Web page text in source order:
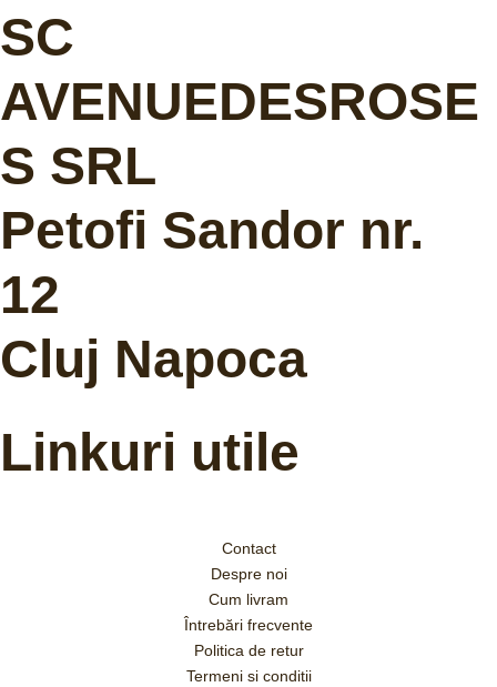
SC
AVENUEDESROSE
S SRL
Petofi Sandor nr.
12
Cluj Napoca
Linkuri utile
Contact
Despre noi
Cum livram
Întrebări frecvente
Politica de retur
Termeni si conditii